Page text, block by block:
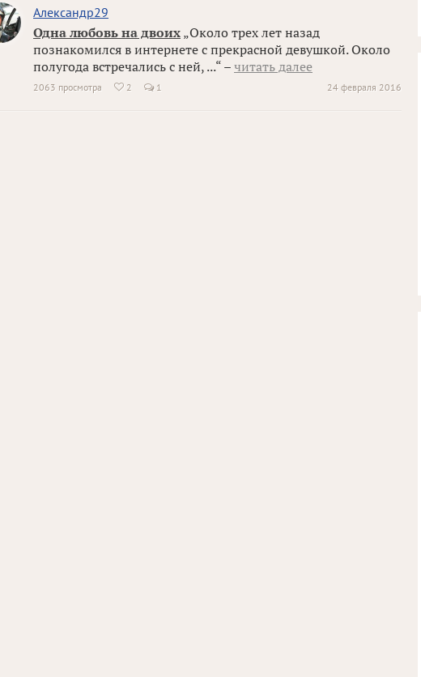
Aлександр29
Одна любовь на двоих „Около трех лет назад
познакомился в интернете с прекрасной девушкой. Около
полугода встречались с ней, ...“ – читать далее
24 февраля 2016
2063 просмотра  2 1